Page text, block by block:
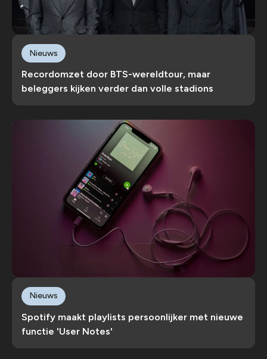
Recordomzet door BTS-wereldtour, maar
beleggers kijken verder dan volle stadions
Nieuws
Spotify maakt playlists persoonlijker met nieuwe
functie 'User Notes'
Nieuws